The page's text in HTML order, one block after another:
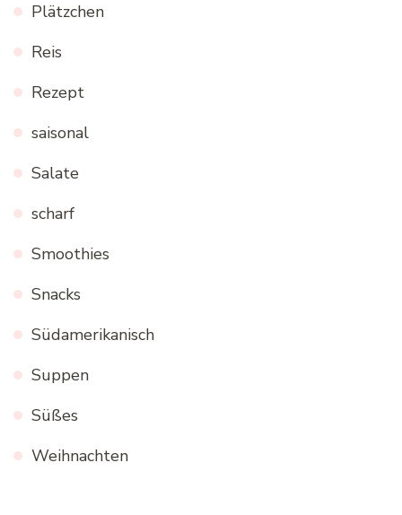
Plätzchen
Reis
Rezept
saisonal
Salate
scharf
Smoothies
Snacks
Südamerikanisch
Suppen
Süßes
Weihnachten